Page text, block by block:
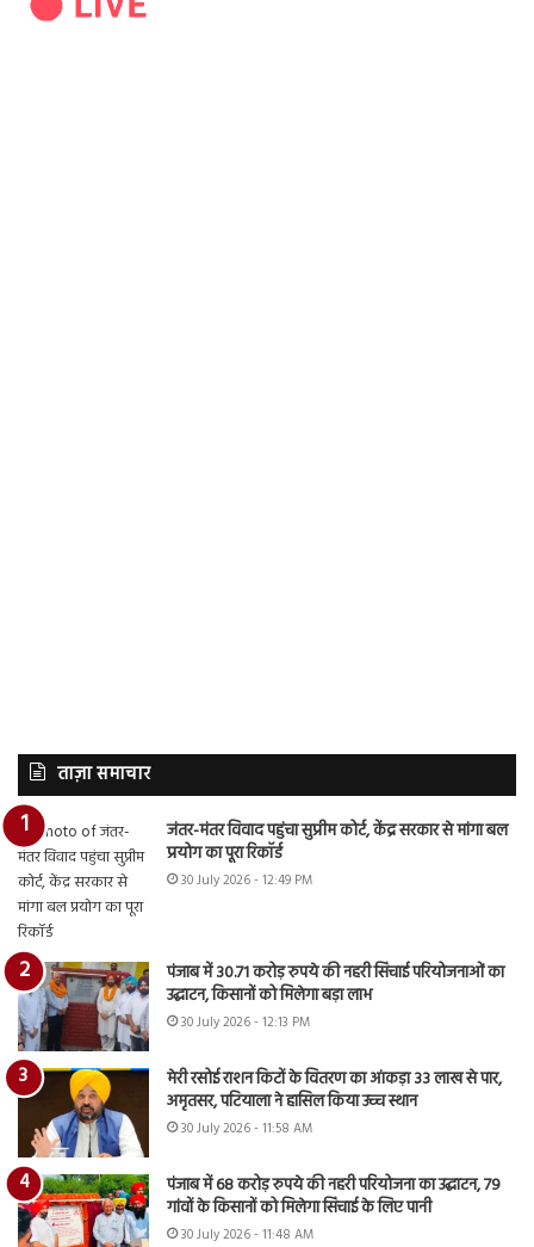
ताज़ा समाचार
जंतर-मंतर विवाद पहुंचा सुप्रीम कोर्ट, केंद्र सरकार से मांगा बल
प्रयोग का पूरा रिकॉर्ड
30 July 2026 - 12:49 PM
पंजाब में 30.71 करोड़ रुपये की नहरी सिंचाई परियोजनाओं का
उद्घाटन, किसानों को मिलेगा बड़ा लाभ
30 July 2026 - 12:13 PM
मेरी रसोई राशन किटों के वितरण का आंकड़ा 33 लाख से पार,
अमृतसर, पटियाला ने हासिल किया उच्च स्थान
30 July 2026 - 11:58 AM
पंजाब में 68 करोड़ रुपये की नहरी परियोजना का उद्घाटन, 79
गांवों के किसानों को मिलेगा सिंचाई के लिए पानी
30 July 2026 - 11:48 AM